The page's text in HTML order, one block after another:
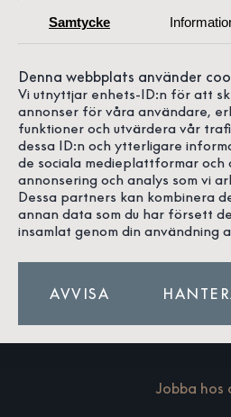
Doktorow Louise
Jobba hos
Samtycke
Denna webbplats använder
Vi utnyttjar enhets-ID:n för att
annonser för våra användare,
funktioner och utvärdera vår
dessa ID:n och ytterligare
de sociala medieplattformar och
annonsering och analys som vi
Dessa partners kan kombinera
annan data som du har försett
insamlat genom din användning
AVVISA